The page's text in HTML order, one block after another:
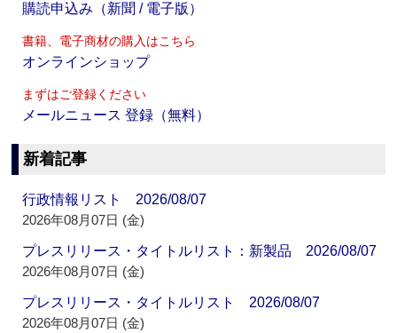
購読申込み（新聞 / 電子版）
書籍、電子商材の購入はこちら
オンラインショップ
まずはご登録ください
メールニュース 登録（無料）
新着記事
行政情報リスト 2026/08/07
2026年08月07日 (金)
プレスリリース・タイトルリスト：新製品 2026/08/07
2026年08月07日 (金)
プレスリリース・タイトルリスト 2026/08/07
2026年08月07日 (金)